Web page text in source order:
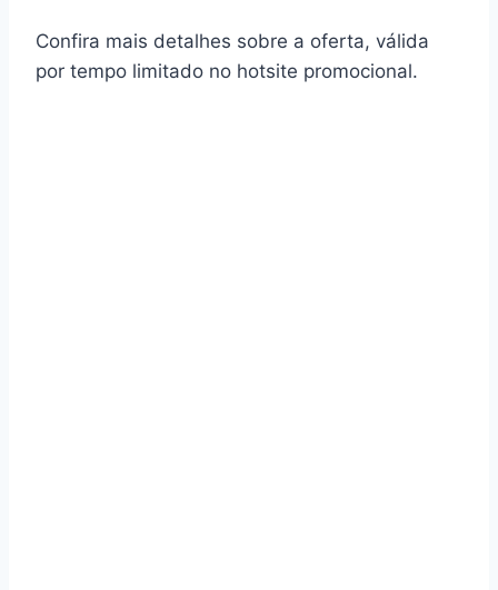
Confira mais detalhes sobre a oferta, válida
por tempo limitado no hotsite promocional.